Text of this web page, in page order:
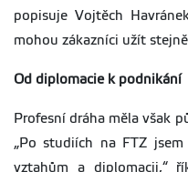
popisuje Vojtěch
mohou zákazníci užít
Od diplomacie k podnikání
Profesní dráha měla však
„Po studiích na FTZ
vztahům a diplomacii,“